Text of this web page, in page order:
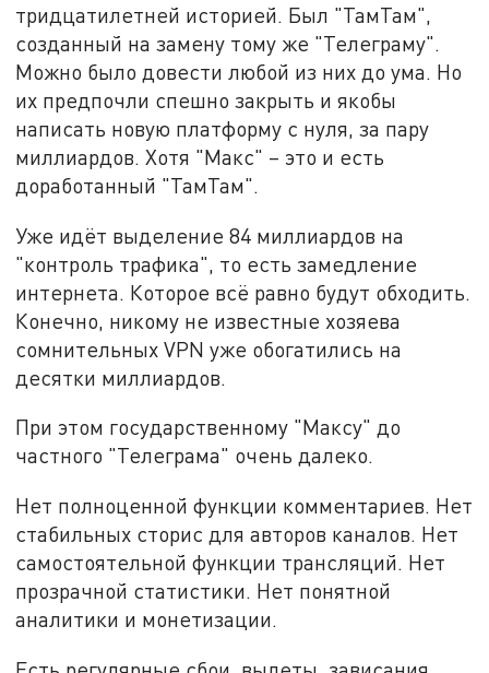
тридцатилетней историей. Был "ТамТам",
созданный на замену тому же "Телеграму".
Можно было довести любой из них до ума. Но
их предпочли спешно закрыть и якобы
написать новую платформу с нуля, за пару
миллиардов. Хотя "Макс" – это и есть
доработанный "ТамТам".
Уже идёт выделение 84 миллиардов на
"контроль трафика", то есть замедление
интернета. Которое всё равно будут обходить.
Конечно, никому не известные хозяева
сомнительных VPN уже обогатились на
десятки миллиардов.
При этом государственному "Максу" до
частного "Телеграма" очень далеко.
Нет полноценной функции комментариев. Нет
стабильных сторис для авторов каналов. Нет
самостоятельной функции трансляций. Нет
прозрачной статистики. Нет понятной
аналитики и монетизации.